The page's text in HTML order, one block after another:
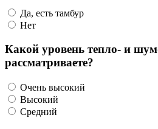
Да, есть тамбур
Нет
Какой уровень тепло- и
рассматриваете?
Очень высокий
Высокий
Средний